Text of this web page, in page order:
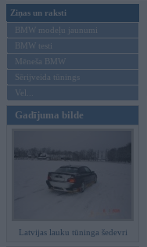
Ziņas un raksti
BMW modeļu jaunumi
BMW testi
Mēneša BMW
Sērijveida tūnings
Vel...
Gadījuma bilde
Latvijas lauku tūninga šedevri